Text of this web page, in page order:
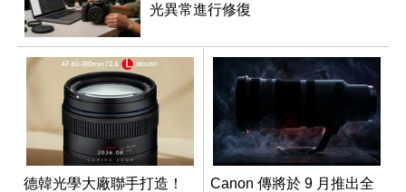
光異常進行修復
德韓光學大廠聯手打造！
Canon 傳將於 9 月推出全